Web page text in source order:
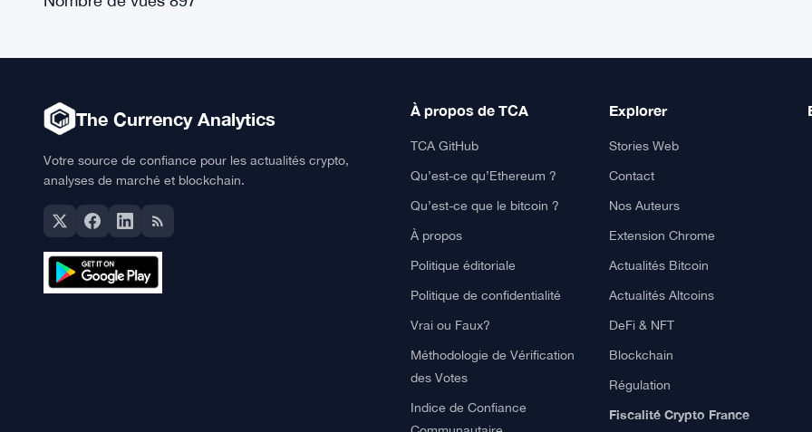
The Currency Analytics
Votre source de confiance pour les actualités crypto,
Méthodologie de Vérification
Indice de Confiance